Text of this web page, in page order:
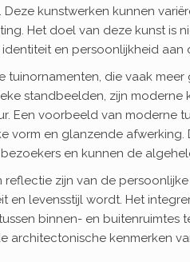
kunstwerken kunnen
Het doel van deze kunst is
en persoonlijkheid aan
tuinornamenten, die vaak
standbeelden, zijn
Een voorbeeld van moderne
vorm en glanzende afwerking.
en kunnen de
zijn van de
en levensstijl wordt. Het
binnen- en buitenruimtes
architectonische kenmerken